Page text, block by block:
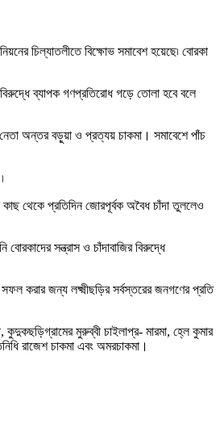
চিল্যাতলীতে বিক্ষোভ সমাবেশ হয়েছে৷ বোরকা
বিরুদ্ধে ব্যাপক গণপ্রতিরোধ গড়ে তোলা হবে বলে
নেতা অন্তর বড়ুয়া ও প্রত্যয় চাকমা। সমাবেশে পাঁচ
কাছ থেকে প্রতিদিন জোরপূর্বক অবৈধ চাঁদা তুললেও
সন্ত্রাস ও চাঁদাবাজির বিরুদ্ধে
করার জন্য লক্ষ্মীছড়ির সর্বস্তরের জনগণের প্রতি
, কুদুকছড়িগ্রামের মুরুব্বী চাইলাপ্র- মারমা, হ্লে কুমার
রাজেশ চাকমা এবং অমরচাকমা ।